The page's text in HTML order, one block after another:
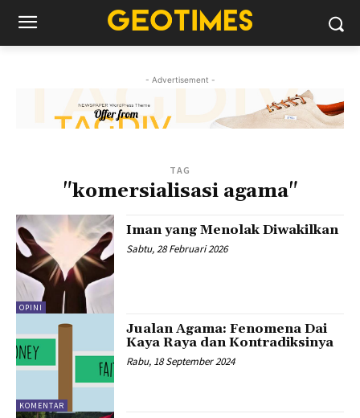
- Advertisement -
TAG
"komersialisasi agama"
OPINI
Iman yang Menolak Diwakilkan
Sabtu, 28 Februari 2026
KOMENTAR
Jualan Agama: Fenomena Dai
Kaya Raya dan Kontradiksinya
Rabu, 18 September 2024